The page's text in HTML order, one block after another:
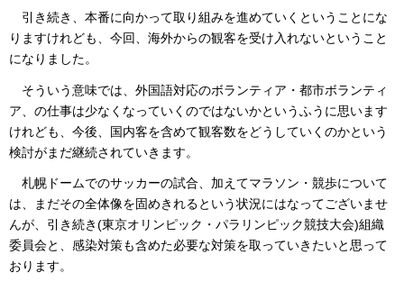
引き続き、本番に向かって取り組みを進めていくということにな
りますけれども、今回、海外からの観客を受け入れないということ
になりました。
そういう意味では、外国語対応のボランティア・都市ボランティ
ア、の仕事は少なくなっていくのではないかというふうに思います
けれども、今後、国内客を含めて観客数をどうしていくのかという
検討がまだ継続されていきます。
札幌ドームでのサッカーの試合、加えてマラソン・競歩について
は、まだその全体像を固めきれるという状況にはなってございませ
んが、引き続き(東京オリンピック・パラリンピック競技大会)組織
委員会と、感染対策も含めた必要な対策を取っていきたいと思って
おります。